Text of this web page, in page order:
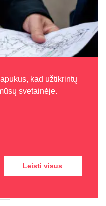
prisijungimas prie
kad užtikrintų
svetainėje.
Leisti visus